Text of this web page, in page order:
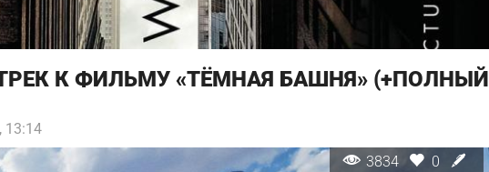
К ФИЛЬМУ «ТЁМНАЯ БАШНЯ» (+ПОЛНЫЙ
13:14
3834 0